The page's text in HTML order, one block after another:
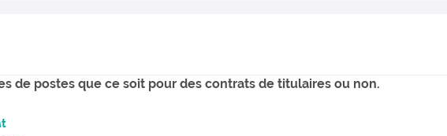
de postes que ce soit pour des contrats de titulaires ou non.